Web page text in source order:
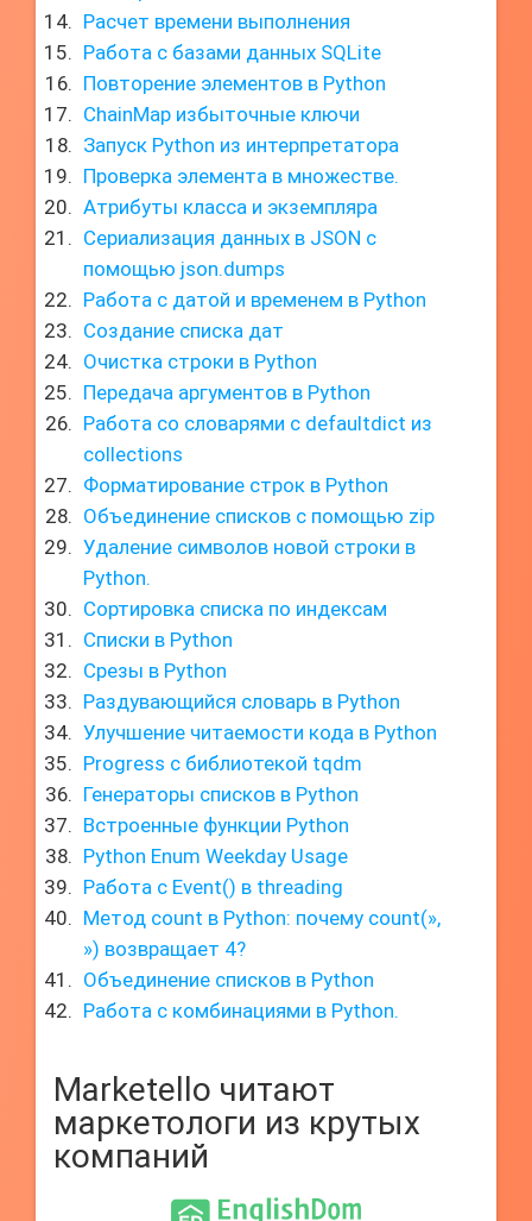
Расчет времени выполнения
Работа с базами данных SQLite
Повторение элементов в Python
ChainMap избыточные ключи
Запуск Python из интерпретатора
Проверка элемента в множестве.
Атрибуты класса и экземпляра
Сериализация данных в JSON с
помощью json.dumps
Работа с датой и временем в Python
Создание списка дат
Очистка строки в Python
Передача аргументов в Python
Работа со словарями с defaultdict из
collections
Форматирование строк в Python
Объединение списков с помощью zip
Удаление символов новой строки в
Python.
Сортировка списка по индексам
Списки в Python
Срезы в Python
Раздувающийся словарь в Python
Улучшение читаемости кода в Python
Progress с библиотекой tqdm
Генераторы списков в Python
Встроенные функции Python
Python Enum Weekday Usage
Работа с Event() в threading
Метод count в Python: почему count(»,
») возвращает 4?
Объединение списков в Python
Работа с комбинациями в Python.
Marketello читают
маркетологи из крутых
компаний